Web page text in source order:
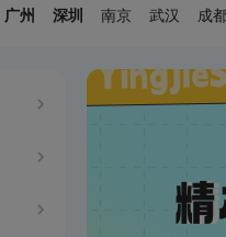
广州 深圳 南京 武汉 成
市场/公关 品牌
交互
产品专员